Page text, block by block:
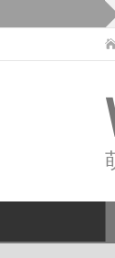
» 没意思的三国之